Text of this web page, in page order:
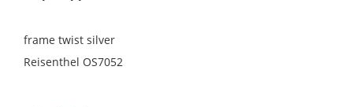
frame twist silver
Reisenthel OS7052